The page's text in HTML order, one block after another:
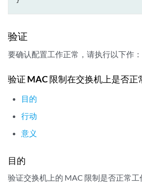
验证
要确认配置工作正常，请执行以下作：
验证 MAC 限制在交换机上是否正
目的
行动
意义
目的
验证交换机上的 MAC 限制是否正常工